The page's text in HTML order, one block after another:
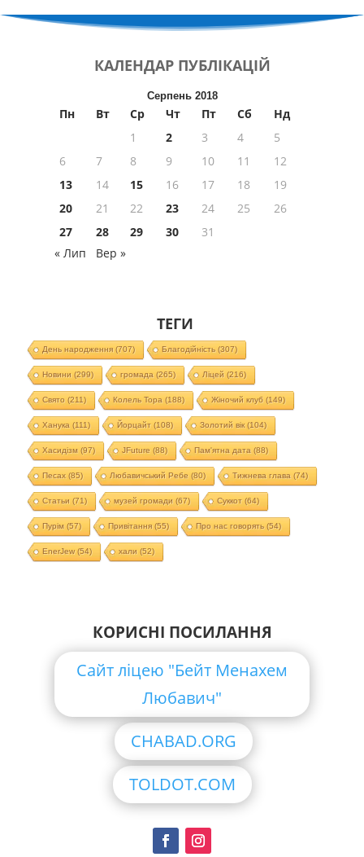
КАЛЕНДАР ПУБЛІКАЦІЙ
Серпень 2018
Пн Вт Ср Чт Пт Сб
Нд
1
2 3 4
5
6
7 8 9 10 11
12
13
14 15 16 17 18
19
20
21 22 23 24 25
26
27
28 29 30
31
« Лип
Вер »
ТЕГИ
День народження(707) Благодійність (307)
Новини (299) громада (265) Ліцей (216)
Свято (211) Колель Тора (188) Жіночий клуб (149)
Ханука (111) Йорцайт (108) Золотий вік(104)
Хасидізм (97) JFuture (88) Пам'ятна дата (88)
Песах(85) Любавичський Ребе (80) Тижнева глава (74)
Статьи (71) музей громади (67) Суккот (64)
Пурім (57) Привітання(55) Про нас говорять (54)
EnerJew(54) хали (52)
КОРИСНІ ПОСИЛАННЯ
Сайт ліцею "Бейт Менахем
Любавич"
CHABAD.ORG
TOLDOT.COM